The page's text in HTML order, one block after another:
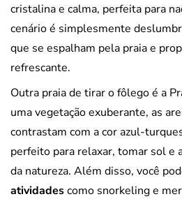
cristalina e calma, perfeita para
cenário é simplesmente
que se espalham pela praia e
refrescante.
Outra praia de tirar o fôlego é a
uma vegetação exuberante, as
contrastam com a cor azul-
perfeito para relaxar, tomar sol e
da natureza. Além disso, você
atividadescomo snorkeling e